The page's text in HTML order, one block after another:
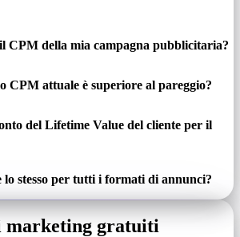
CPM della mia campagna pubblicitaria?
CPM attuale è superiore al pareggio?
del Lifetime Value del cliente per il
stesso per tutti i formati di annunci?
marketing gratuiti